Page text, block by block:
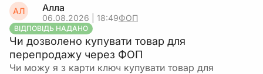
АЛ Алла
06.08.2026 | 18:49ФОП
ВІДПОВІДЬ НАДАНО
Чи дозволено купувати товар для
перепродажу через ФОП
Чи можу я з карти ключ купувати товар для